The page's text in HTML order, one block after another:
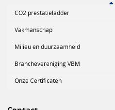
CO2 prestatieladder
Vakmanschap
Milieu en duurzaamheid
Branchevereniging VBM
Onze Certificaten